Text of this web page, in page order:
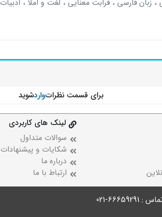
فارسی ، قرابت معنایی ، لغت و املا ، ادبیات ۲و۳
برای قسمت نظراتواردشوید
لینک های کاربردی
سوالات متداول
شکایات و پیشنهادات
درباره ما
ارتباط با ما
021